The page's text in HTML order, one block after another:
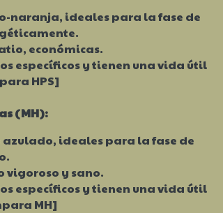
naranja, ideales para la fase de
económicas.
específicos y tienen una vida útil
HPS]
(MH):
ideales para la fase de
vigoroso y sano.
específicos y tienen una vida útil
MH]